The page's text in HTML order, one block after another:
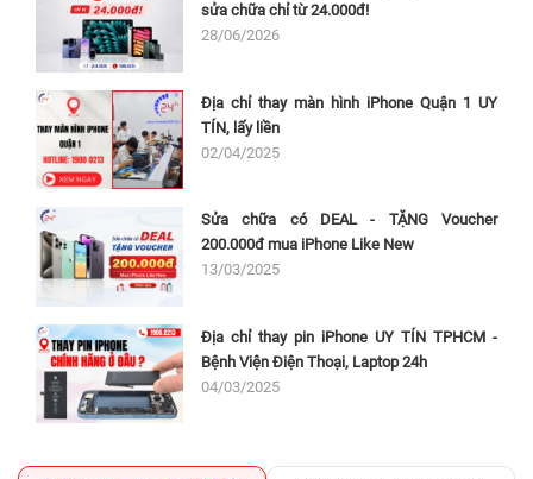
sửa chữa chỉ từ 24.000đ!
28/06/2026
Địa chỉ thay màn hình iPhone Quận 1 UY
TÍN, lấy liền
02/04/2025
Sửa chữa có DEAL - TẶNG Voucher
200.000đ mua iPhone Like New
13/03/2025
Địa chỉ thay pin iPhone UY TÍN TPHCM -
Bệnh Viện Điện Thoại, Laptop 24h
04/03/2025